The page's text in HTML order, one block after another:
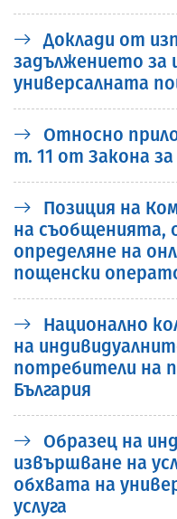
Доклади от
задължението за
универсалната
Относно
т. 11 от Закона
Позиция на
на съобщенията,
определяне на
пощенски
Национално
на
потребители на
България
Образец на
извършване на
обхвата на
услуга